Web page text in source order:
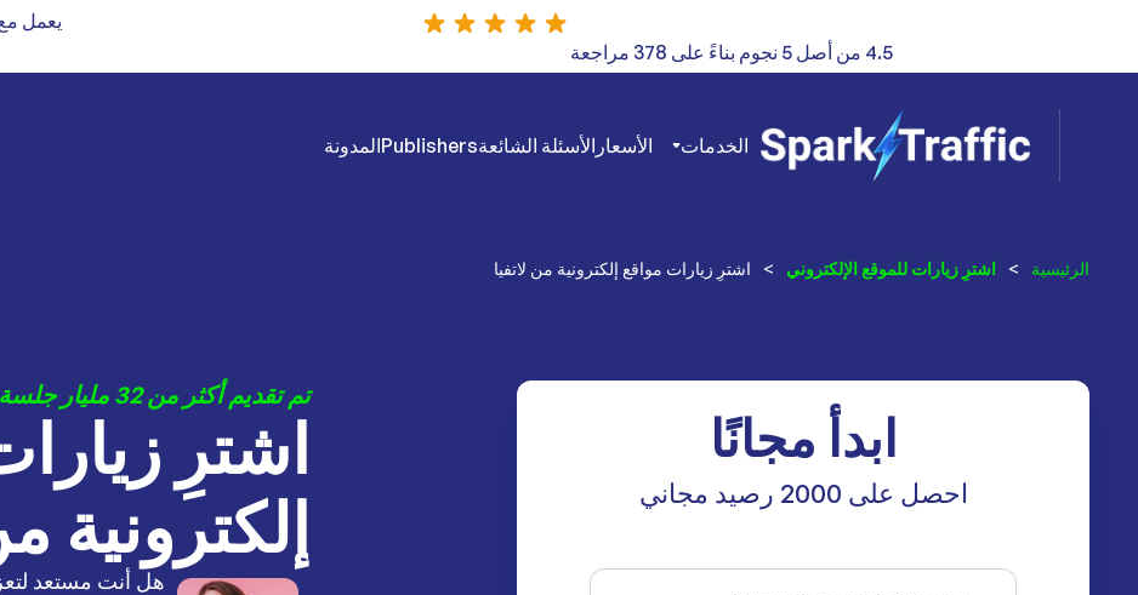
يعمل مع
4.5 من أصل 5 نجوم بناءً على 378 مراجعة
الخدمات الأسعار الأسئلة الشائعةPublishersالمدونة
الرئيسية > اشترِ زيارات للموقع الإلكتروني > اشترِ زيارات مواقع إلكترونية من لاتفيا
تم تقديم أكثر من 32 مليار جلسة خلال آخر 12 شهرًا
اشترِ
إلكترونية
ابدأ مجانًا
احصل على 2000 رصيد مجاني